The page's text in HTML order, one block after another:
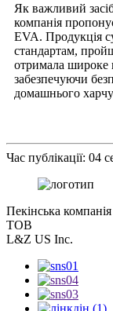
Як важливий
компанія
EVA. Продукція
стандартам,
отримала широке
забезпечуючи
домашнього
Час публікації: 04
Пекінська
ТОВ
L&Z US Inc.